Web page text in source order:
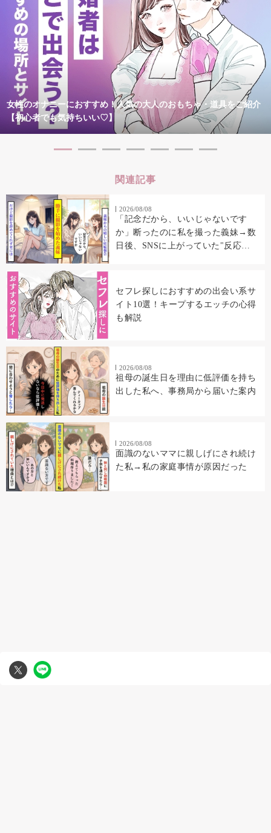
女性のオナニーにおすすめ！人気の大人のおもちゃ・道具をご紹介
【初心者でも気持ちいい♡】
関連記事
2026/08/08
「記念だから、いいじゃないです
か」断ったのに私を撮った義妹→数
日後、SNSに上がっていた"反応
セフレ探しにおすすめの出会い系サ
イト10選！キープするエッチの心得
も解説
2026/08/08
祖母の誕生日を理由に低評価を持ち
出した私へ、事務局から届いた案内
2026/08/08
面識のないママに親しげにされ続け
た私→私の家庭事情が原因だった